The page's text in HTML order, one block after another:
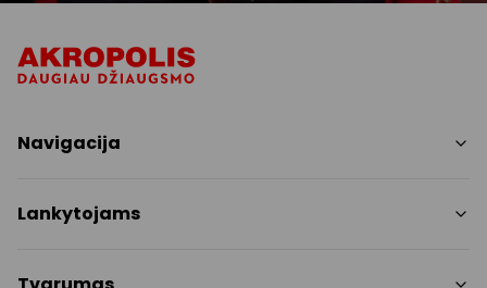
Navigacija
Paslaugos
Lankytojams